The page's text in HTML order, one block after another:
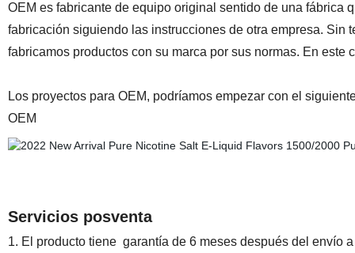
OEM es fabricante de equipo original sentido de una fábrica
fabricación siguiendo las instrucciones de otra empresa. Sin
fabricamos productos con su marca por sus normas. En
Los proyectos para OEM, podríamos empezar con el
OEM
Servicios posventa
1. El producto tiene garantía de 6 meses después del envío